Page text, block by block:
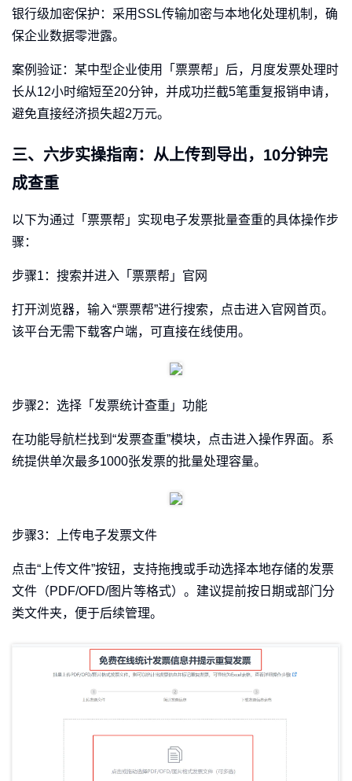
银行级加密保护：采用SSL传输加密与本地化处理机制，确
保企业数据零泄露。
案例验证：某中型企业使用「票票帮」后，月度发票处理时
长从12小时缩短至20分钟，并成功拦截5笔重复报销申请，
避免直接经济损失超2万元。
三、六步实操指南：从上传到导出，10分钟完
成查重
以下为通过「票票帮」实现电子发票批量查重的具体操作步
骤：
步骤1：搜索并进入「票票帮」官网
打开浏览器，输入“票票帮”进行搜索，点击进入官网首页。
该平台无需下载客户端，可直接在线使用。
步骤2：选择「发票统计查重」功能
在功能导航栏找到“发票查重”模块，点击进入操作界面。系
统提供单次最多1000张发票的批量处理容量。
步骤3：上传电子发票文件
点击“上传文件”按钮，支持拖拽或手动选择本地存储的发票
文件（PDF/OFD/图片等格式）。建议提前按日期或部门分
类文件夹，便于后续管理。